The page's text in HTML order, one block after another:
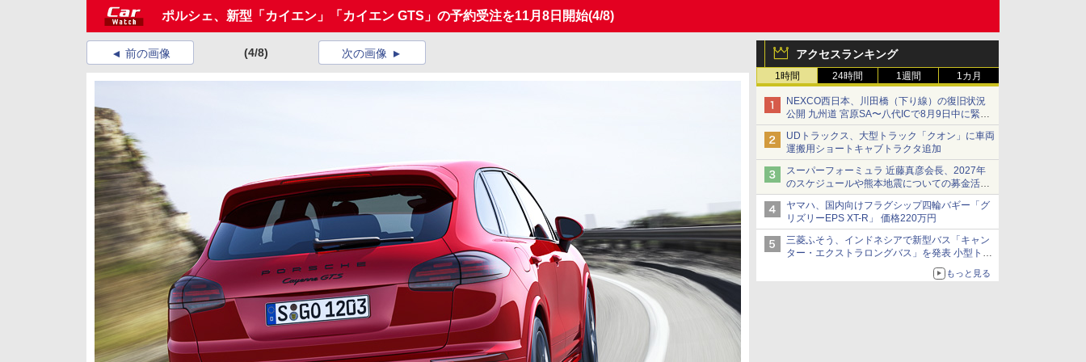
ポルシェ、新型「カイエン」「カイエン GTS」の予約受注を11月8日開始(4/8)
アクセスランキング
1時間 24時間 1週間 1カ月
NEXCO西日本、川田橋（下り線）の復旧状況
公開 九州道 宮原SA〜八代ICで8月9日中に緊急
車両を通行可能に
UDトラックス、大型トラック「クオン」に車両
運搬用ショートキャブトラクタ追加
スーパーフォーミュラ 近藤真彦会長、2027年
のスケジュールや熊本地震についての募金活動
を紹介
ヤマハ、国内向けフラグシップ四輪バギー「グ
リズリーEPS XT-R」 価格220万円
三菱ふそう、インドネシアで新型バス「キャン
ター・エクストラロングバス」を発表 小型トラ
ックベースの観光・旅客輸送向けバス
もっと見る
前の画像 (4/8) 次の画像